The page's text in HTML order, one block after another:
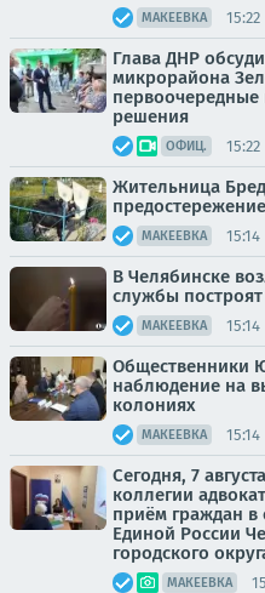
МАКЕЕВКА 15:22
Глава ДНР
микрорайона
решения
ОФИЦ. 15:22
Жительница
МАКЕЕВКА 15:14
В Челябинске
службы
МАКЕЕВКА 15:14
Общественники
наблюдение на
колониях
МАКЕЕВКА 15:14
Сегодня, 7
коллегии
приём граждан
Единой России
городского
МАКЕЕВКА